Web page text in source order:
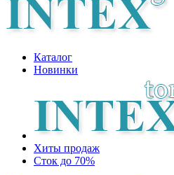
Каталог
Новинки
Хиты продаж
Сток до 70%